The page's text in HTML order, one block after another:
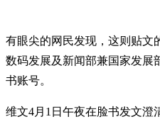
有眼尖的网民发现，这则贴文
数码发展及新闻部兼国家发展
书账号。
维文4月1日午夜在脸书发文澄